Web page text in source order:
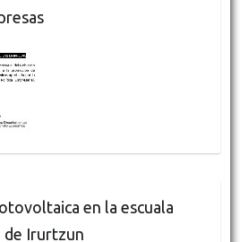
en la escuala
de Irurtzun